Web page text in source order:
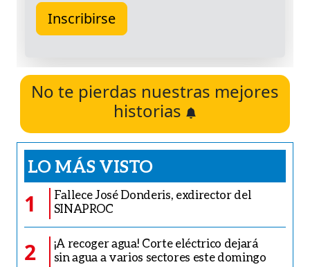
No te pierdas nuestras mejores
historias
LO MÁS VISTO
1
Fallece José Donderis, exdirector del
SINAPROC
2
¡A recoger agua! Corte eléctrico dejará
sin agua a varios sectores este domingo